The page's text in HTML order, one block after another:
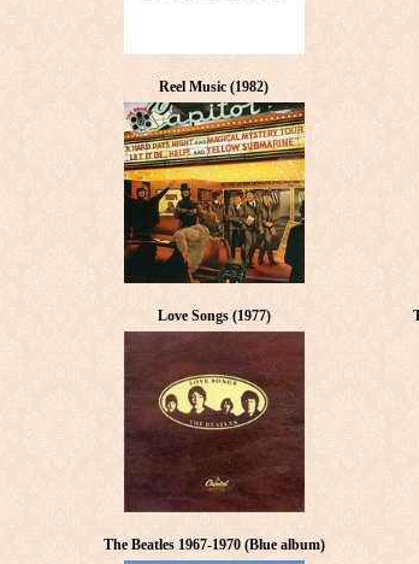
Reel Music (1982)
Love Songs (1977)
The Beatles 1967-1970 (Blue album)